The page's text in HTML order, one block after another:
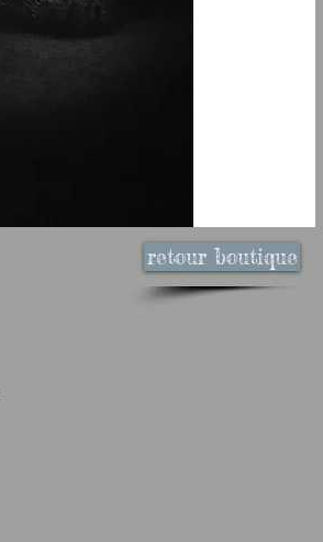
retour boutique